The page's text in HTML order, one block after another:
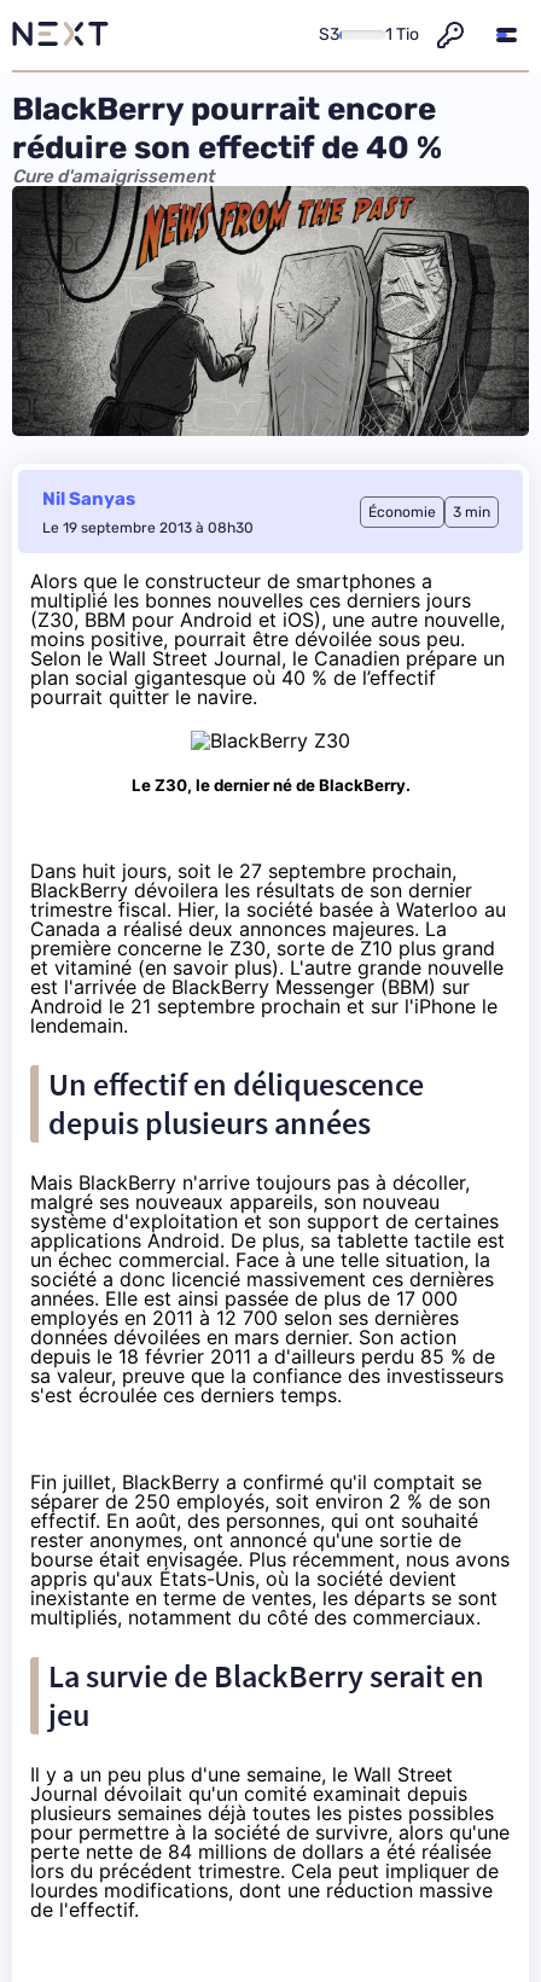
S3 1 Tio
BlackBerry pourrait encore
réduire son effectif de 40 %
Cure d'amaigrissement
Nil Sanyas
Le 19 septembre 2013 à 08h30
Économie 3 min
Alors que le constructeur de smartphones a
multiplié les bonnes nouvelles ces derniers jours
(Z30, BBM pour Android et iOS), une autre nouvelle,
moins positive, pourrait être dévoilée sous peu.
Selon le Wall Street Journal, le Canadien prépare un
plan social gigantesque où 40 % de l’effectif
pourrait quitter le navire.
Le Z30, le dernier né de BlackBerry.
Dans huit jours, soit le 27 septembre prochain,
BlackBerry dévoilera les résultats de son dernier
trimestre fiscal. Hier, la société basée à Waterloo au
Canada a réalisé deux annonces majeures. La
première concerne le Z30, sorte de Z10 plus grand
et vitaminé (en savoir plus). L'autre grande nouvelle
est l'arrivée de BlackBerry Messenger (BBM) sur
Android le 21 septembre prochain et sur l'iPhone le
lendemain.
Un effectif en déliquescence
depuis plusieurs années
Mais BlackBerry n'arrive toujours pas à décoller,
malgré ses nouveaux appareils, son nouveau
système d'exploitation et son support de certaines
applications Android. De plus, sa tablette tactile est
un échec commercial. Face à une telle situation, la
société a donc licencié massivement ces dernières
années. Elle est ainsi passée de plus de 17 000
employés en 2011 à 12 700 selon ses dernières
données dévoilées en mars dernier. Son action
depuis le 18 février 2011 a d'ailleurs perdu 85 % de
sa valeur, preuve que la confiance des investisseurs
s'est écroulée ces derniers temps.
Fin juillet, BlackBerry a confirmé qu'il comptait se
séparer de 250 employés, soit environ 2 % de son
effectif. En août, des personnes, qui ont souhaité
rester anonymes, ont annoncé qu'une sortie de
bourse était envisagée. Plus récemment, nous avons
appris qu'aux États-Unis, où la société devient
inexistante en terme de ventes, les départs se sont
multipliés, notamment du côté des commerciaux.
La survie de BlackBerry serait en
jeu
Il y a un peu plus d'une semaine, le Wall Street
Journal dévoilait qu'un comité examinait depuis
plusieurs semaines déjà toutes les pistes possibles
pour permettre à la société de survivre, alors qu'une
perte nette de 84 millions de dollars a été réalisée
lors du précédent trimestre. Cela peut impliquer de
lourdes modifications, dont une réduction massive
de l'effectif.